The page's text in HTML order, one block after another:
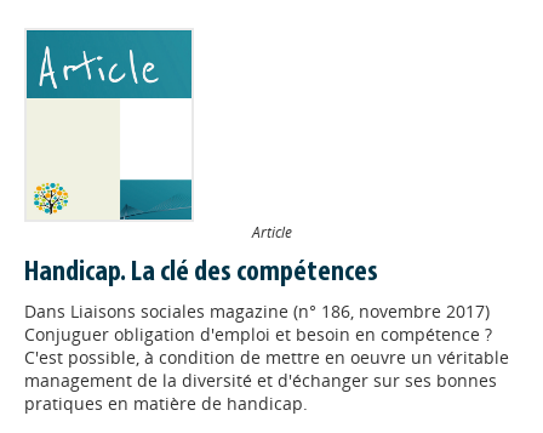
Article
Handicap. La clé des compétences
Dans Liaisons sociales magazine (n° 186, novembre 2017)
Conjuguer obligation d'emploi et besoin en compétence ?
C'est possible, à condition de mettre en oeuvre un véritable
management de la diversité et d'échanger sur ses bonnes
pratiques en matière de handicap.